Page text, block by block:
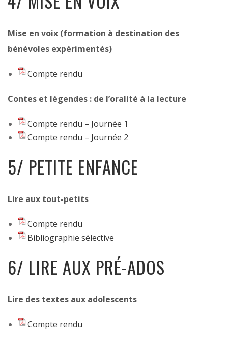
Mise en voix (formation à destination des
bénévoles expérimentés)
Compte rendu
Contes et légendes : de l’oralité à la lecture
Compte rendu – Journée 1
Compte rendu – Journée 2
5/ PETITE ENFANCE
Lire aux tout-petits
Compte rendu
Bibliographie sélective
6/ LIRE AUX PRÉ-ADOS
Lire des textes aux adolescents
Compte rendu